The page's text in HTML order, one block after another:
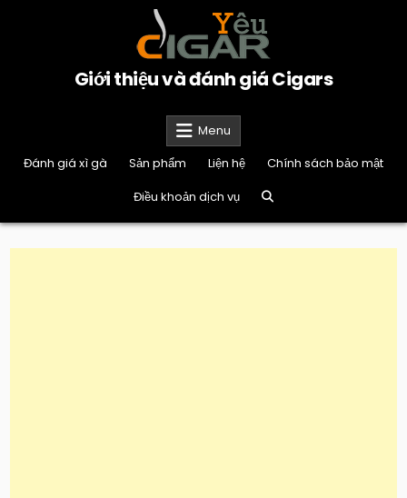
Giới thiệu và đánh giá Cigars
Menu
Đánh giá xì gà
Sản phẩm Liện hệ
Chính sách bảo mật
Điều khoản dịch vụ